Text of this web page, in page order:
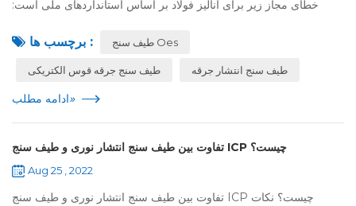
خطای مجاز زیر برای آنالیز فولاد بر اساس استانداردهای ملی است:
1997, منگنز...
برچسب ها : طیف سنج Oes
طیف سنج جرقه قوس الکتریکی طیف سنج انتشار جرقه
ادامه مطلب»
تفاوت بین طیف سنج انتشار نوری و طیف سنج ICP چیست؟
Aug 25 , 2022
تفاوت بین طیف سنج انتشار نوری و طیف سنج ICP چیست؟ نکات